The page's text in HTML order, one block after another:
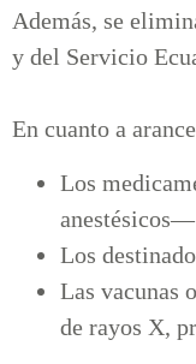
Además, se
y del Servicio
En cuanto a
Los
anestésicos—
Los
Las vacunas
de rayos X,